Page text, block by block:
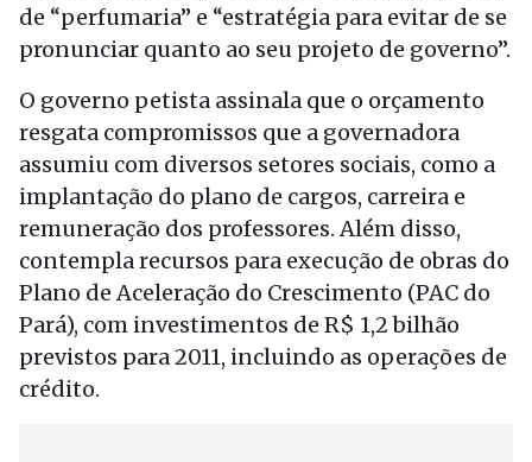
de “perfumaria” e “estratégia para evitar de se
pronunciar quanto ao seu projeto de governo”.
O governo petista assinala que o orçamento
resgata compromissos que a governadora
assumiu com diversos setores sociais, como a
implantação do plano de cargos, carreira e
remuneração dos professores. Além disso,
contempla recursos para execução de obras do
Plano de Aceleração do Crescimento (PAC do
Pará), com investimentos de R$ 1,2 bilhão
previstos para 2011, incluindo as operações de
crédito.